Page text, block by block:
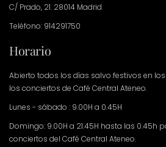
C/ Prado, 21. 28014 Madrid
Teléfono: 914291750
Horario
Abierto todos los días salvo festivos en
los conciertos de Café Central Ateneo.
Lunes - sábado : 9.00H a 0.45H
Domingo: 9.00H a 21.45H hasta las 0.45h
conciertos del Café Central Ateneo.